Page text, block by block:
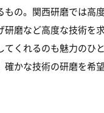
の。関西研磨では高
磨など高度な技術
くれるのも魅力のひ
かな技術の研磨を希